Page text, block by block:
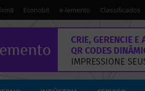
Econobit e-lemento Classificados